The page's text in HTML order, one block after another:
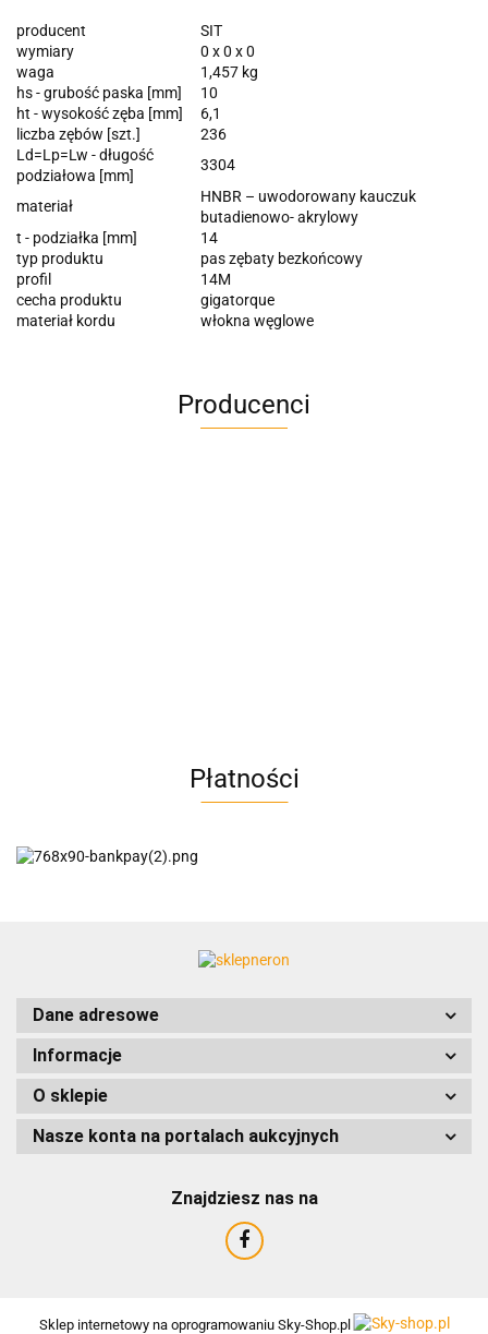
producent
SIT
wymiary
0 x 0 x 0
waga
1,457 kg
hs - grubość paska [mm]
10
ht - wysokość zęba [mm]
6,1
liczba zębów [szt.]
236
Ld=Lp=Lw - długość
podziałowa [mm]
3304
materiał
HNBR – uwodorowany kauczuk
butadienowo- akrylowy
t - podziałka [mm]
14
typ produktu
pas zębaty bezkońcowy
profil
14M
cecha produktu
gigatorque
materiał kordu
włokna węglowe
Producenci
AC EasyLine
AMTRA
Płatności
Dane adresowe
Informacje
O sklepie
Nasze konta na portalach aukcyjnych
Znajdziesz nas na
Sklep internetowy na oprogramowaniu Sky-Shop.pl